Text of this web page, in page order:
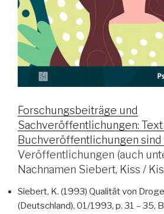
Forschungsbeiträge und
Sachveröffentlichungen: Text
Buchveröffentlichungen sind
Veröffentlichungen (auch
Nachnamen Siebert, Kiss /
Siebert, K. (1993) Qualität von
(Deutschland), 01/1993, p. 31 – 35,